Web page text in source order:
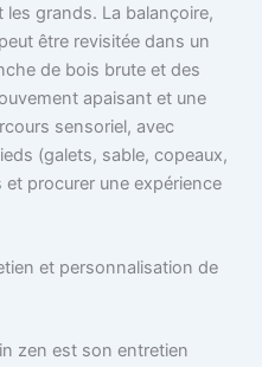
grands. La balançoire,
être revisitée dans un
de bois brute et des
apaisant et une
sensoriel, avec
(galets, sable, copeaux,
procurer une expérience
et personnalisation de
zen est son entretien